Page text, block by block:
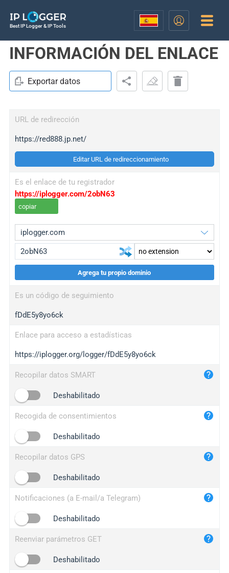
Best IP Logger & IP Tools
INFORMACIÓN DEL ENLACE
Exportar datos
URL de redirección
https://red888.jp.net/
Editar URL de redireccionamiento
Es el enlace de tu registrador
https://iplogger.com/2obN63
copiar
wl.gl
ed.tc
iplogger.com
maper.info
2no.co
yip.su
iplogger.info
Agrega tu propio dominio
Es un código de seguimiento
fDdE5y8yo6ck
Enlace para acceso a estadísticas
https://iplogger.org/logger/fDdE5y8yo6ck
Recopilar datos SMART
Deshabilitado
Recogida de consentimientos
Deshabilitado
Recopilar datos GPS
Deshabilitado
Notificaciones (a E-mail/a Telegram)
Deshabilitado
Reenviar parámetros GET
Deshabilitado